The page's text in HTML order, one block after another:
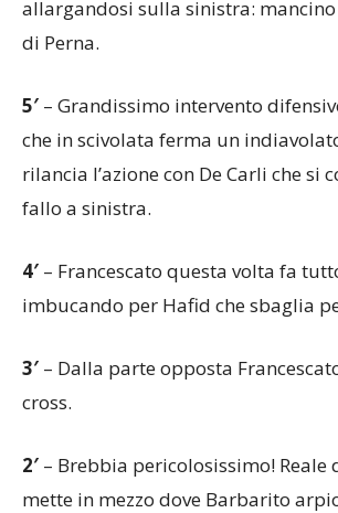
allargandosi sulla sinistra:
di Perna.
5′ – Grandissimo intervento
che in scivolata ferma un
rilancia l’azione con De Carli che si
fallo a sinistra.
4′ – Francescato questa volta fa
imbucando per Hafid che sbaglia
3′ – Dalla parte opposta
cross.
2′ – Brebbia pericolosissimo! Reale
mette in mezzo dove Barbarito